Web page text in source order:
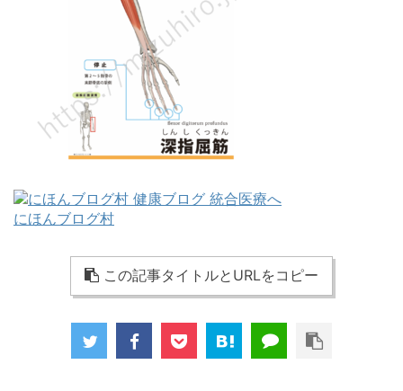
にほんブログ村
この記事タイトルとURLをコピー